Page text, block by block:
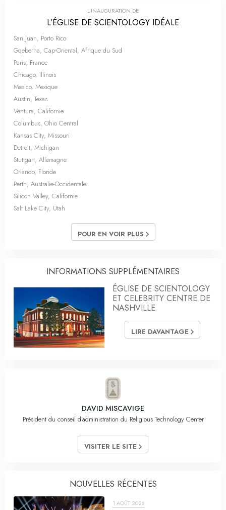
L’INAUGURATION DE
L’ÉGLISE DE SCIENTOLOGY IDÉALE
San Juan, Porto Rico
Gqeberha, Cap-Oriental, Afrique du Sud
Paris, France
Chicago, Illinois
Mexico, Mexique
Austin, Texas
Ventura, Californie
Columbus, Ohio Central
Kansas City, Missouri
Detroit, Michigan
Stuttgart, Allemagne
Orlando, Floride
Perth, Australie-Occidentale
Silicon Valley, Californie
Salt Lake City, Utah
POUR EN VOIR PLUS
INFORMATIONS SUPPLÉMENTAIRES
ÉGLISE DE SCIENTOLOGY
ET CELEBRITY CENTRE DE
NASHVILLE
LIRE DAVANTAGE
DAVID MISCAVIGE
Président du conseil d’administration du Religious Technology Center
VISITER LE SITE
NOUVELLES RÉCENTES
1 AOÛT 2026